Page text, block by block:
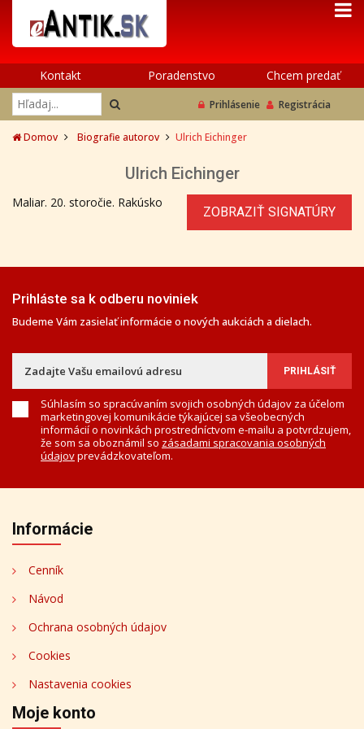
Kontakt Poradenstvo Chcem predať
Prihlásenie Registrácia
Domov Biografie autorov Ulrich Eichinger
Ulrich Eichinger
ZOBRAZIŤ SIGNATÚRY
Maliar. 20. storočie. Rakúsko
Prihláste sa k odberu noviniek
Budeme Vám zasielať informácie o nových aukciách a dielach.
Súhlasím so spracúvaním svojich osobných údajov za účelom
marketingovej komunikácie týkajúcej sa všeobecných
informácií o novinkách prostredníctvom e-mailu a potvrdzujem,
že som sa oboznámil so zásadami spracovania osobných
údajovprevádzkovateľom.
Informácie
Cenník
Návod
Ochrana osobných údajov
Cookies
Nastavenia cookies
Moje konto